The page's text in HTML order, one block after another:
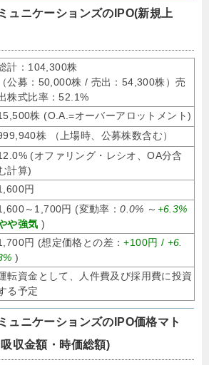
ュニケーションズのIPO(新規上
計：104,300株
（公募：50,000株 / 売出：54,300株）売
株式比率：52.1%
株 (O.A.=オーバーアロットメント)
株 （上場時、公募株数含む）
(オファリング・レシオ、OA分含
計算)
円
～1,700円 (変動率：0.0% ～ +6.3%
や強気 )
円 (想定価格との差：+100円 / +6.
)
転資金として、人件費及び採用費に投資
る予定
ュニケーションズのIPO価格マト
収金額・時価総額)